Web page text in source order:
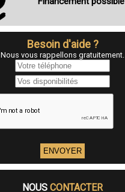
Besoin d'aide ?
Nous vous rappellons gratuitement.
NOUS CONTACTER